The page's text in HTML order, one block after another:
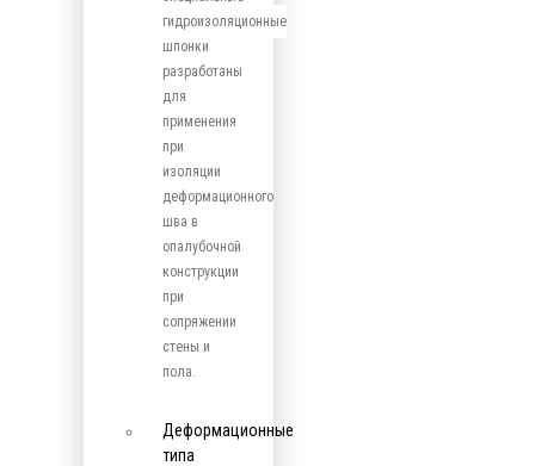
гидроизоляционные
шпонки
разработаны
для
применения
при
изоляции
деформационного
шва в
опалубочной
конструкции
при
сопряжении
стены и
пола.
Деформационные
типа